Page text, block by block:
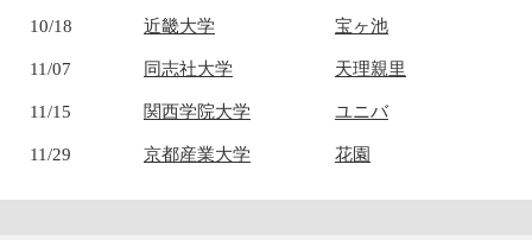
10/18 近畿大学 宝ヶ池
11/07 同志社大学 天理親里
11/15 関西学院大学 ユニバ
11/29 京都産業大学 花園